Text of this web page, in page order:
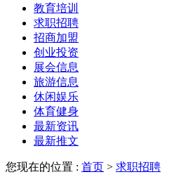
教育培训
求职招聘
招商加盟
创业投资
展会信息
旅游信息
休闲娱乐
体育健身
最新资讯
最新推文
您现在的位置 : 首页 > 求职招聘